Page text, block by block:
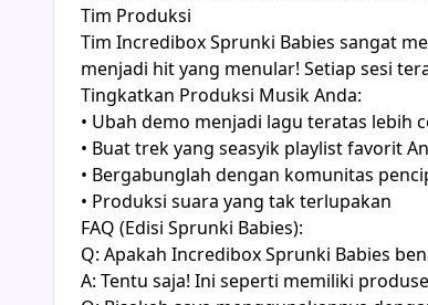
Tim Produksi
Tim Incredibox Sprunki Babies sangat
menjadi hit yang menular! Setiap sesi
Tingkatkan Produksi Musik Anda:
• Ubah demo menjadi lagu teratas lebih
• Buat trek yang seasyik playlist favorit
• Bergabunglah dengan komunitas
• Produksi suara yang tak terlupakan
FAQ (Edisi Sprunki Babies):
Q: Apakah Incredibox Sprunki Babies
A: Tentu saja! Ini seperti memiliki